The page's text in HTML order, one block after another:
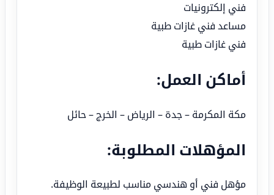
فني إلكترونيات
مساعد فني غازات طبية
فني غازات طبية
أماكن العمل:
مكة المكرمة – جدة – الرياض – الخرج – حائل
المؤهلات المطلوبة:
مؤهل فني أو هندسي مناسب لطبيعة الوظيفة.